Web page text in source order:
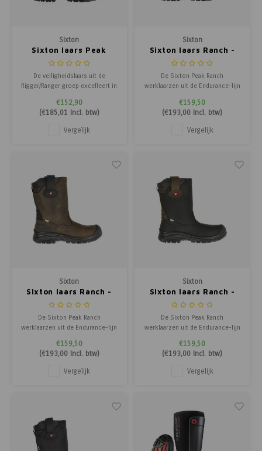
Sixton
Sixton laars Peak
Montana - Outdry
gevoerd zwart
De veiligheidslaars uit de
Rigger/Ranger groep excelleert in
materiaalkeuze, uitstraling en is
lichtgewicht. Dit schoeisel
voldoet ruimschoots aan de
veiligheids- en kwaliteitseisen en
€152,90
(€185,01 Incl. btw)
Vergelijk
Sixton
Sixton laars Ranch -
Waterdicht & gevoerd
bruin
De Sixton Peak Ranch
werklaarzen uit de Endurance-lijn
veiligheidsnormering. Deze
werklaarzen hebben een
veiligheidsneus van composiet
en een gevet nubuck lederen
€159,50
(€193,00 Incl. btw)
Vergelijk
Sixton
Sixton laars Ranch -
Waterdicht & gevoerd
bruin
De Sixton Peak Ranch
werklaarzen uit de Endurance-lijn
veiligheidsnormering. Deze
werklaarzen hebben een
veiligheidsneus van composiet
€159,50
(€193,00Incl. btw)
Vergelijk
Sixton
Sixton laars Ranch -
Waterdicht bruin
De Sixton Peak Ranch
werklaarzen uit de Endurance-lijn
veiligheidsnormering. Deze
werklaarzen hebben een
veiligheidsneus van composiet
€159,50
(€193,00 Incl. btw)
Vergelijk